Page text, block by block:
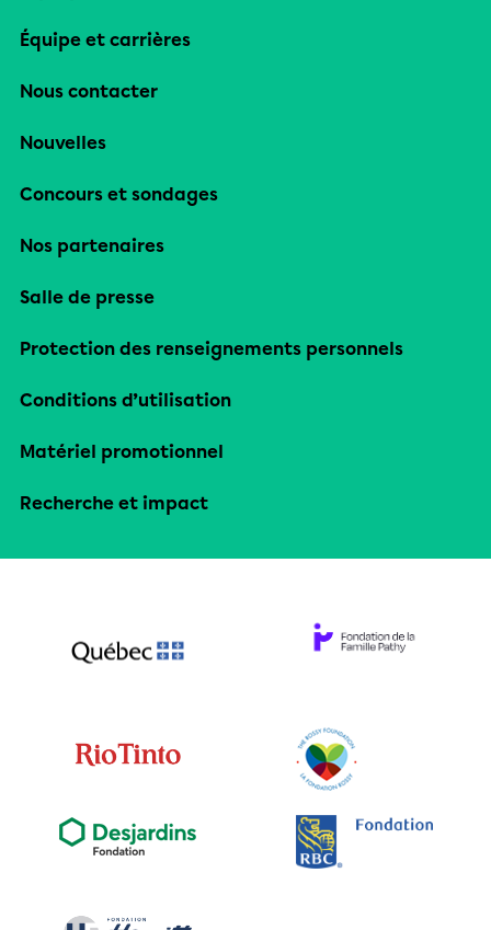
Équipe et carrières
Nous contacter
Nouvelles
Concours et sondages
Nos partenaires
Salle de presse
Protection des renseignements personnels
Conditions d’utilisation
Matériel promotionnel
Recherche et impact